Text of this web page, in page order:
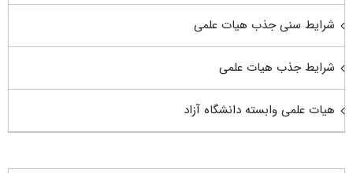
شرایط سنی جذب هیات علمی
شرایط جذب هیات علمی
هیات علمی وابسته دانشگاه آزاد